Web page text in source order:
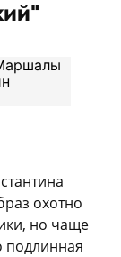
охотно
но чаще
подлинная